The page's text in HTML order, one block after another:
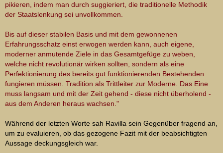
pikieren, indem man durch suggieriert, die traditionelle Methodik
der Staatslenkung sei unvollkommen.
Bis auf dieser stabilen Basis und mit dem gewonnenen
Erfahrungsschatz einst erwogen werden kann, auch eigene,
moderner anmutende Ziele in das Gesamtgefüge zu weben,
welche nicht revolutionär wirken sollten, sondern als eine
Perfektionierung des bereits gut funktionierenden Bestehenden
fungieren müssen. Tradition als Trittleiter zur Moderne. Das Eine
muss langsam und mit der Zeit gehend - diese nicht überholend -
aus dem Anderen heraus wachsen."
Während der letzten Worte sah Ravilla sein Gegenüber fragend an,
um zu evaluieren, ob das gezogene Fazit mit der beabsichtigten
Aussage deckungsgleich war.